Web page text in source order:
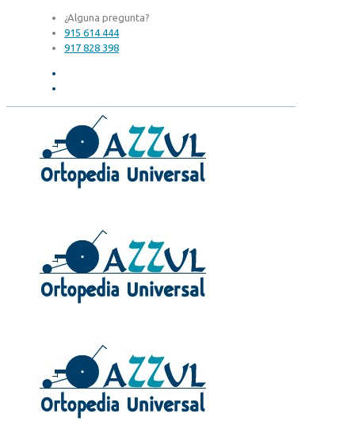
¿Alguna pregunta?
915 614 444
917 828 398